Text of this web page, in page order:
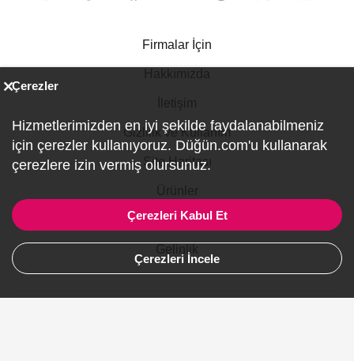
Firmalar İçin
Gizlilik ve Kullanım
Site Haritası
Şehirler
Gelinlik
Çerezler
Hizmetlerimizden en iyi şekilde faydalanabilmeniz
için çerezler kullanıyoruz. Düğün.com'u kullanarak
çerezlere izin vermiş olursunuz.
Çerezleri Kabul Et
Çerezleri İncele